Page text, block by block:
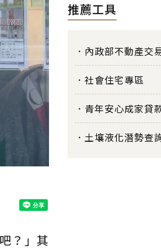
？」其
推薦工具
內政部不動產交
社會住宅專區
青年安心成家貸
土壤液化潛勢查